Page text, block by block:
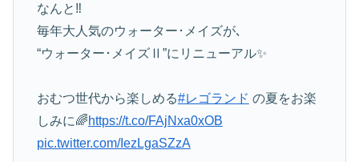
なんと‼
毎年大人気のウォーター･メイズが､
“ウォーター･メイズⅡ”にリニューアル✨
おむつ世代から楽しめる#レゴランド の夏をお楽
しみに🌈https://t.co/FAjNxa0xOB
pic.twitter.com/IezLgaSZzA